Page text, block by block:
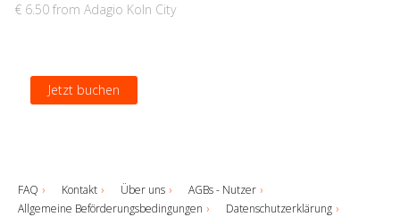
€ 6.50 from Adagio Koln City
Jetzt buchen
FAQ Kontakt Über uns
AGBs - Nutzer
Allgemeine Beförderungsbedingungen
Datenschutzerklärung